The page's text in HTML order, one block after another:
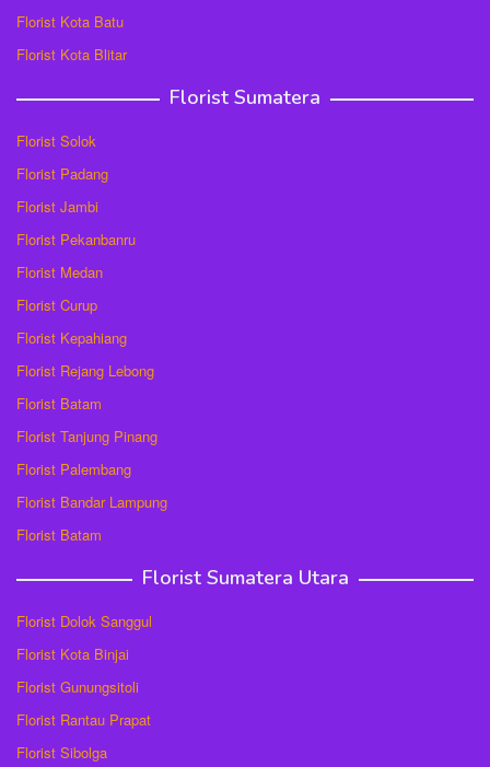
Florist Kota Batu
Florist Kota Blitar
Florist Sumatera
Florist Solok
Florist Padang
Florist Jambi
Florist Pekanbanru
Florist Medan
Florist Curup
Florist Kepahiang
Florist Rejang Lebong
Florist Batam
Florist Tanjung Pinang
Florist Palembang
Florist Bandar Lampung
Florist Batam
Florist Sumatera Utara
Florist Dolok Sanggul
Florist Kota Binjai
Florist Gunungsitoli
Florist Rantau Prapat
Florist Sibolga